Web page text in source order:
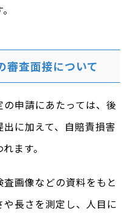
審査面接について
申請にあたっては、後
に加えて、自賠責損害
ます。
画像などの資料をもと
長さを測定し、人目に